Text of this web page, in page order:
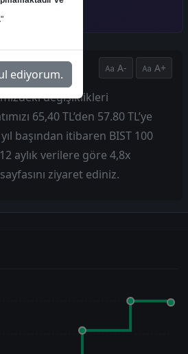
A- A+
değişiklikleri
65,40 TL’den 57.80 TL’ye
başından itibaren BIST 100
aylık verilere göre 4,8x
ziyaret ediniz.
"
Beyan edilen metni Okudum, Anladım ve Kabul ediyorum.